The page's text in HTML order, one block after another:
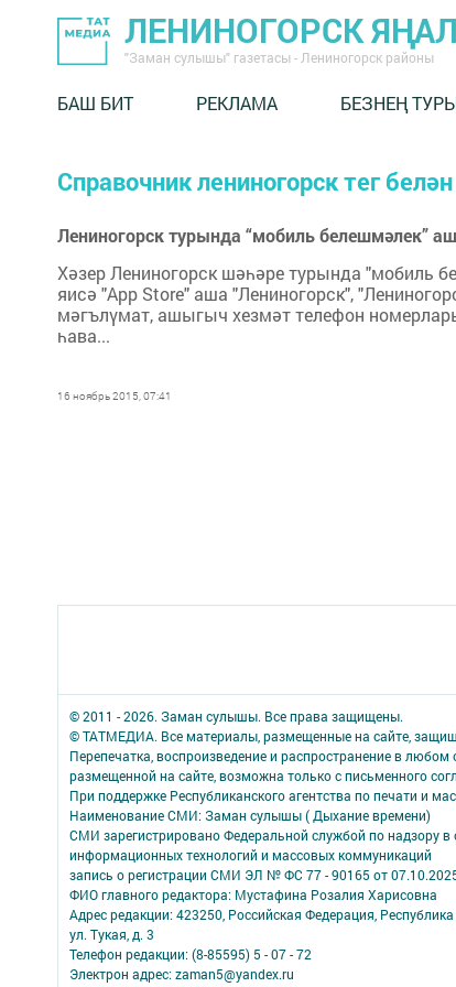
ЛЕНИНОГОРСК
"Заман сулышы" газетасы - Лениногорск районы
БАШ БИТ РЕКЛАМА БЕЗНЕҢ
Справочник лениногорск тег
Лениногорск турында “мобиль белешмәлек”
Хәзер Лениногорск шәһәре турында "мобиль
яисә "App Store" аша "Лениногорск",
мәгълүмат, ашыгыч хезмәт телефон
һава...
16 ноябрь 2015, 07:41
© 2011 - 2026. Заман сулышы. Все права защищены.
© ТАТМЕДИА. Все материалы, размещенные на сайте,
Перепечатка, воспроизведение и распространение в
размещенной на сайте, возможна только с письменного
При поддержке Республиканского агентства по печати и
Наименование СМИ: Заман сулышы ( Дыхание времени)
СМИ зарегистрировано Федеральной службой по надзору в
информационных технологий и массовых коммуникаций
запись о регистрации СМИ ЭЛ № ФС 77 - 90165 от
ФИО главного редактора: Мустафина Розалия Харисовна
Адрес редакции: 423250, Российская Федерация, Республика
ул. Тукая, д. 3
Телефон редакции: (8-85595) 5 - 07 - 72
Электрон адрес: zaman5@yandex.ru